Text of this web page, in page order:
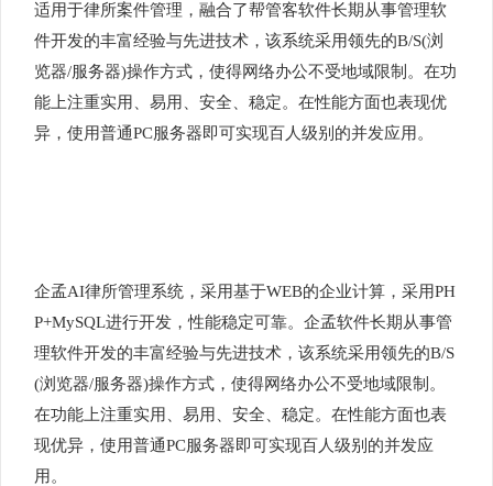
适用于律所案件管理，融合了帮管客软件长期从事管理软
件开发的丰富经验与先进技术，该系统采用领先的B/S(浏
览器/服务器)操作方式，使得网络办公不受地域限制。在功
能上注重实用、易用、安全、稳定。在性能方面也表现优
异，使用普通PC服务器即可实现百人级别的并发应用。
企孟AI律所管理系统，采用基于WEB的企业计算，采用PH
P+MySQL进行开发，性能稳定可靠。企孟软件长期从事管
理软件开发的丰富经验与先进技术，该系统采用领先的B/S
(浏览器/服务器)操作方式，使得网络办公不受地域限制。
在功能上注重实用、易用、安全、稳定。在性能方面也表
现优异，使用普通PC服务器即可实现百人级别的并发应
用。